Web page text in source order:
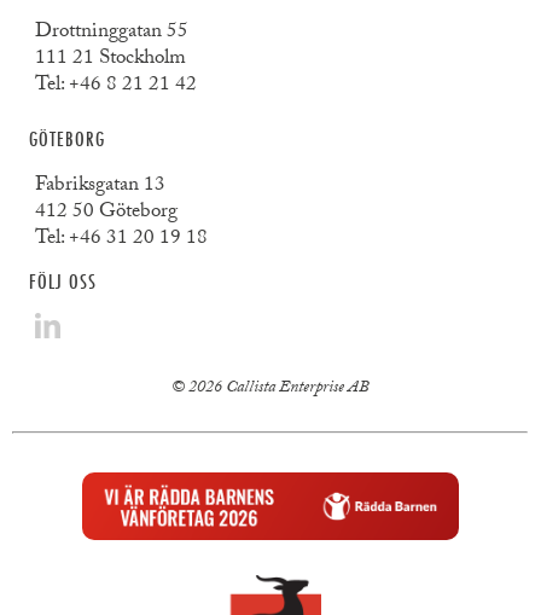
Drottninggatan 55
111 21 Stockholm
Tel:+46 8 21 21 42
GÖTEBORG
Fabriksgatan 13
412 50 Göteborg
Tel:+46 31 20 19 18
FÖLJ OSS
© 2026 Callista Enterprise AB